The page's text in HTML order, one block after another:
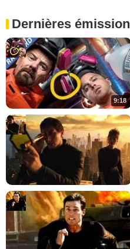
Dernières
9:18